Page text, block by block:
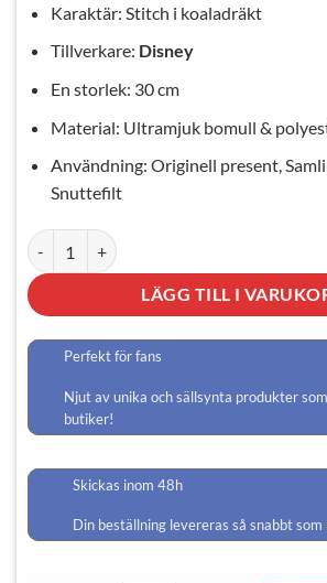
439 kr.359 kr.
Karaktär: Stitch i koaladräkt
Tillverkare: Disney
En storlek: 30 cm
Material: Ultramjuk bomull &
Användning: Originell present,
Snuttefilt
Stitch Gosedjur Koala mängd
LÄGG TILL I
Perfekt för fans
Njut av unika och sällsynta produkter
butiker!
Skickas inom 48h
Din beställning levereras så snabbt